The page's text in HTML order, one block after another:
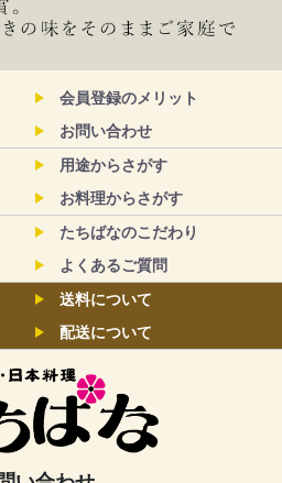
会員登録のメリット
お問い合わせ
用途からさがす
お料理からさがす
たちばなのこだわり
よくあるご質問
送料について
配送について